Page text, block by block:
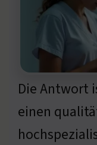
Die Antwort
einen